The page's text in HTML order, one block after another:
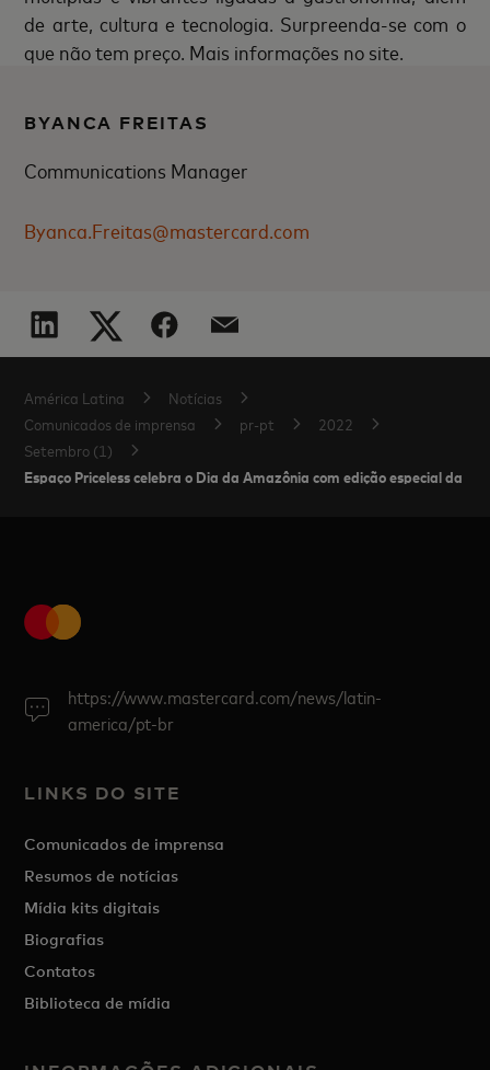
de arte, cultura e tecnologia. Surpreenda-se com o
que não tem preço. Mais informações no site.
BYANCA FREITAS
Communications Manager
Byanca.Freitas@mastercard.com
América Latina
Notícias
Comunicados de imprensa
pr-pt
2022
Setembro (1)
Espaço Priceless celebra o Dia da Amazônia com edição especial da
https://www.mastercard.com/news/latin-
america/pt-br
LINKS DO SITE
Comunicados de imprensa
Resumos de notícias
Mídia kits digitais
Biografias
Contatos
Biblioteca de mídia